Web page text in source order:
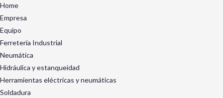
Home
Empresa
Equipo
Ferretería Industrial
Neumática
Hidráulica y estanqueidad
Herramientas eléctricas y neumáticas
Soldadura